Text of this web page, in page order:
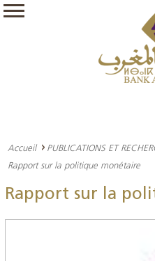
Accueil PUBLICATIONS ET
Rapport sur la politique monétaire
Rapport sur la